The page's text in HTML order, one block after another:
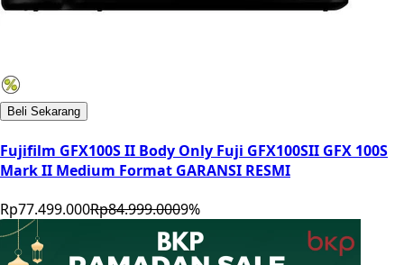
Beli Sekarang
Fujifilm GFX100S II Body Only Fuji GFX100SII GFX 100S
Mark II Medium Format GARANSI RESMI
Rp77.499.000Rp84.999.0009%